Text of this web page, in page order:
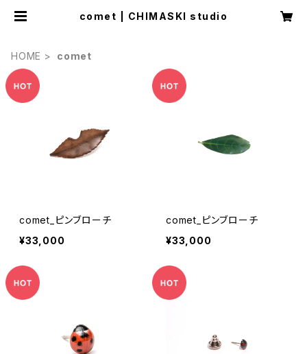
comet | CHIMASKI studio
HOME comet
comet_ピンブローチ
¥33,000
comet_ピンブローチ
¥33,000